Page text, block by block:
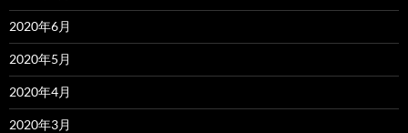
2020年6月
2020年5月
2020年4月
2020年3月